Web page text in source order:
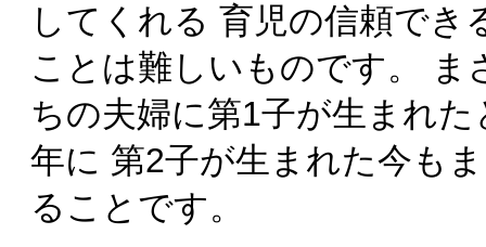
してくれる 育児の信頼でき
ことは難しいものです。 ま
ちの夫婦に第1子が生まれ
年に 第2子が生まれた今も
ることです。